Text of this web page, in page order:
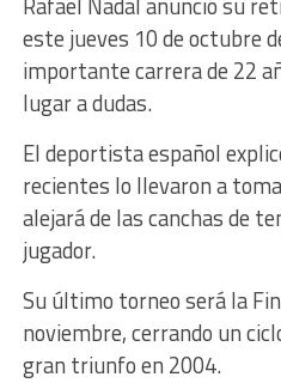
este jueves 10 de octubre
importante carrera de 22
lugar a dudas.
El deportista español
recientes lo llevaron a
alejará de las canchas de
jugador.
Su último torneo será la
noviembre, cerrando un
gran triunfo en 2004.